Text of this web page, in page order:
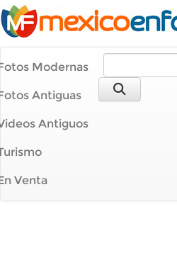
Modernas
Antiguas
Antiguos
Venta